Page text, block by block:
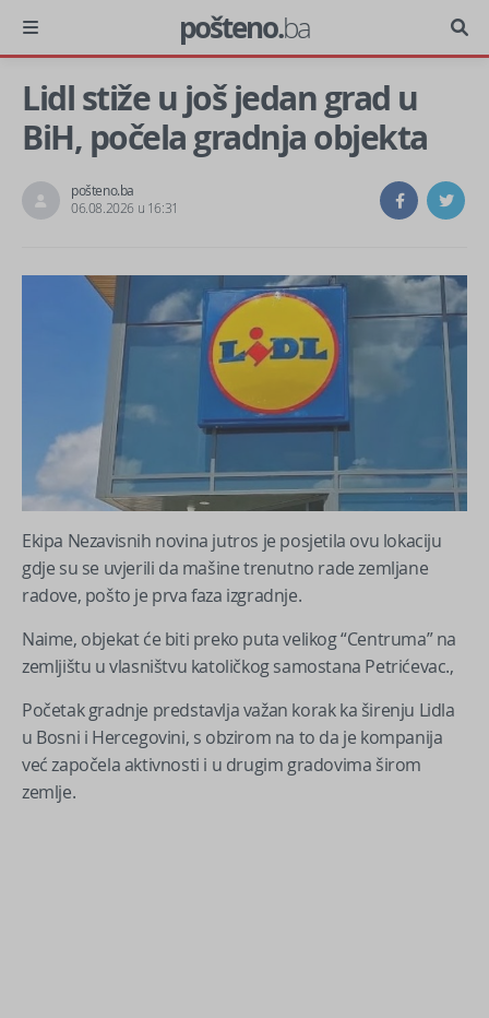
pošteno.ba
Lidl stiže u još jedan grad u
BiH, počela gradnja objekta
pošteno.ba
06.08.2026 u 16:31
Ekipa Nezavisnih novina jutros je posjetila ovu lokaciju
gdje su se uvjerili da mašine trenutno rade zemljane
radove, pošto je prva faza izgradnje.
Naime, objekat će biti preko puta velikog “Centruma” na
zemljištu u vlasništvu katoličkog samostana Petrićevac.‚
Početak gradnje predstavlja važan korak ka širenju Lidla
u Bosni i Hercegovini, s obzirom na to da je kompanija
već započela aktivnosti i u drugim gradovima širom
zemlje.